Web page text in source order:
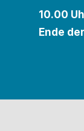
10.00
Ende